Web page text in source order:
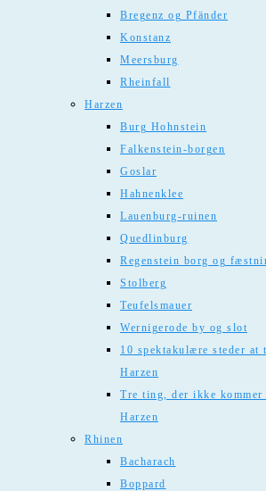
Bregenz og Pfänder
Konstanz
Meersburg
Rheinfall
Harzen
Burg Hohnstein
Falkenstein-borgen
Goslar
Hahnenklee
Lauenburg-ruinen
Quedlinburg
Regenstein borg og
Stolberg
Teufelsmauer
Wernigerode by og slot
10 spektakulære steder at
Harzen
Tre ting, der ikke
Harzen
Rhinen
Bacharach
Boppard